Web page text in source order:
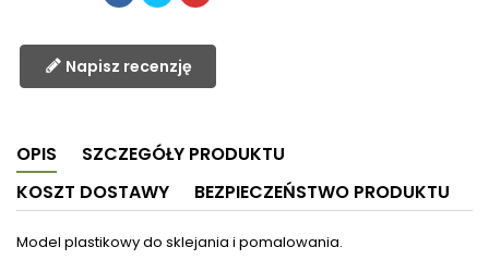
Napisz recenzję
OPIS
SZCZEGÓŁY PRODUKTU
KOSZT DOSTAWY
BEZPIECZEŃSTWO PRODUKTU
Model plastikowy do sklejania i pomalowania.